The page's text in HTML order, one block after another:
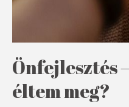
Önfejlesztés
éltem meg?